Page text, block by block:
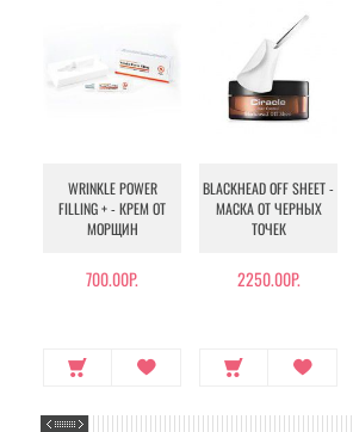
WRINKLE POWER
FILLING + - КРЕМ ОТ
МОРЩИН
700.00Р.
BLACKHEAD OFF SHEET -
МАСКА ОТ ЧЕРНЫХ
ТОЧЕК
2250.00Р.